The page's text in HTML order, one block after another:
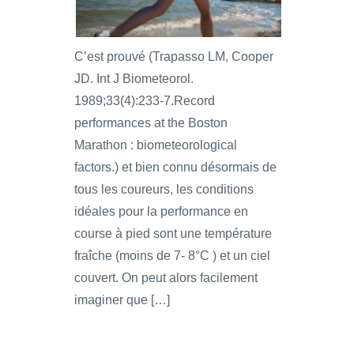
C’est prouvé (Trapasso LM, Cooper
JD. Int J Biometeorol.
1989;33(4):233-7.Record
performances at the Boston
Marathon : biometeorological
factors.) et bien connu désormais de
tous les coureurs, les conditions
idéales pour la performance en
course à pied sont une température
fraîche (moins de 7- 8°C ) et un ciel
couvert. On peut alors facilement
imaginer que […]